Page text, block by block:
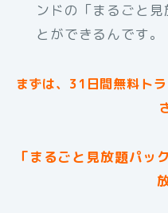
ンドの「まるごと
とができるんです。
まずは、31日間無料ト
「まるごと見放題パッ